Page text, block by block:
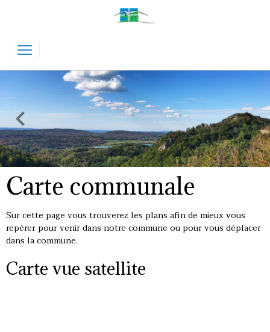
Carte communale
Sur cette page vous trouverez les plans afin de mieux vous
repérer pour venir dans notre commune ou pour vous déplacer
dans la commune.
Carte vue satellite